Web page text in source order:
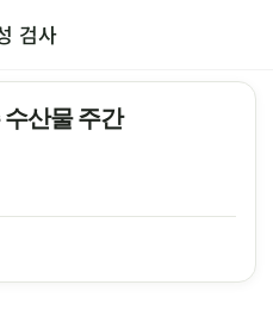
검사
수산물 주간